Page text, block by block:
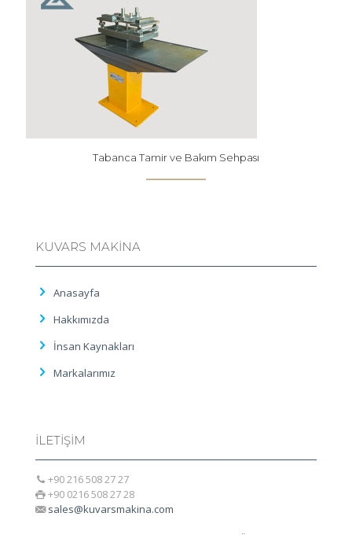
Tabanca Tamir ve Bakım Sehpası
KUVARS MAKİNA
Anasayfa
Hakkımızda
İnsan Kaynakları
Markalarımız
İLETİŞİM
+90 216 508 27 27
+90 0216 508 27 28
sales@kuvarsmakina.com